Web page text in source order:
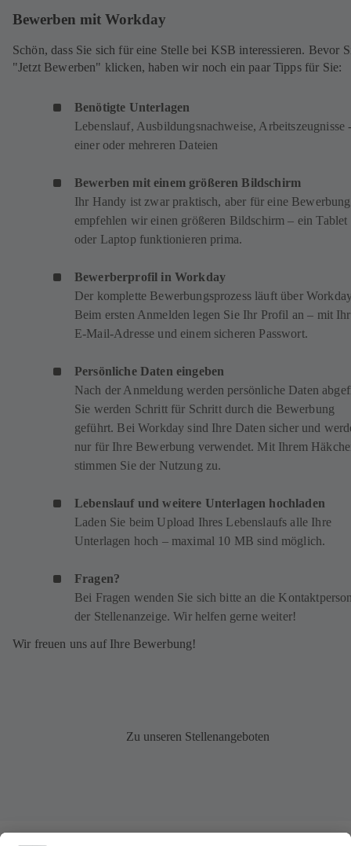
Bewerben mit Workday
Schön, dass Sie sich für eine Stelle bei KSB interessieren. Bevor
"Jetzt Bewerben" klicken, haben wir noch ein paar Tipps für Sie:
Benötigte Unterlagen
Lebenslauf, Ausbildungsnachweise, Arbeitszeugnisse
einer oder mehreren Dateien
Bewerben mit einem größeren Bildschirm
Ihr Handy ist zwar praktisch, aber für eine Bewerbung
empfehlen wir einen größeren Bildschirm – ein Tablet
oder Laptop funktionieren prima.
Bewerberprofil in Workday
Der komplette Bewerbungsprozess läuft über
Beim ersten Anmelden legen Sie Ihr Profil an – mit
E-Mail-Adresse und einem sicheren Passwort.
Persönliche Daten eingeben
Nach der Anmeldung werden persönliche Daten
Sie werden Schritt für Schritt durch die Bewerbung
geführt. Bei Workday sind Ihre Daten sicher und
nur für Ihre Bewerbung verwendet. Mit Ihrem
stimmen Sie der Nutzung zu.
Lebenslauf und weitere Unterlagen hochladen
Laden Sie beim Upload Ihres Lebenslaufs alle Ihre
Unterlagen hoch – maximal 10 MB sind möglich.
Fragen?
Bei Fragen wenden Sie sich bitte an die
der Stellenanzeige. Wir helfen gerne weiter!
Wir freuen uns auf Ihre Bewerbung!
Zu unseren Stellenangeboten